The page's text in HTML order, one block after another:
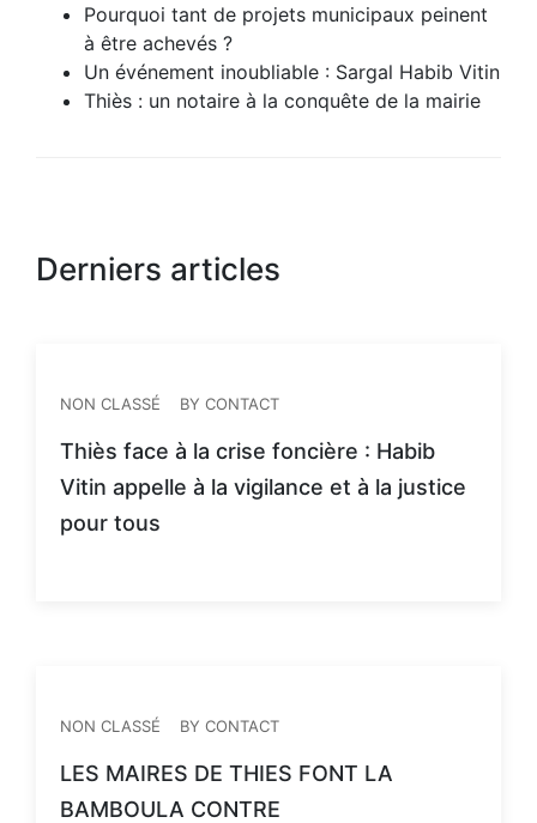
Pourquoi tant de projets municipaux peinent
à être achevés ?
Un événement inoubliable : Sargal Habib Vitin
Thiès : un notaire à la conquête de la mairie
Derniers articles
NON CLASSÉ BY CONTACT
Thiès face à la crise foncière : Habib
Vitin appelle à la vigilance et à la justice
pour tous
NON CLASSÉ BY CONTACT
LES MAIRES DE THIES FONT LA
BAMBOULA CONTRE